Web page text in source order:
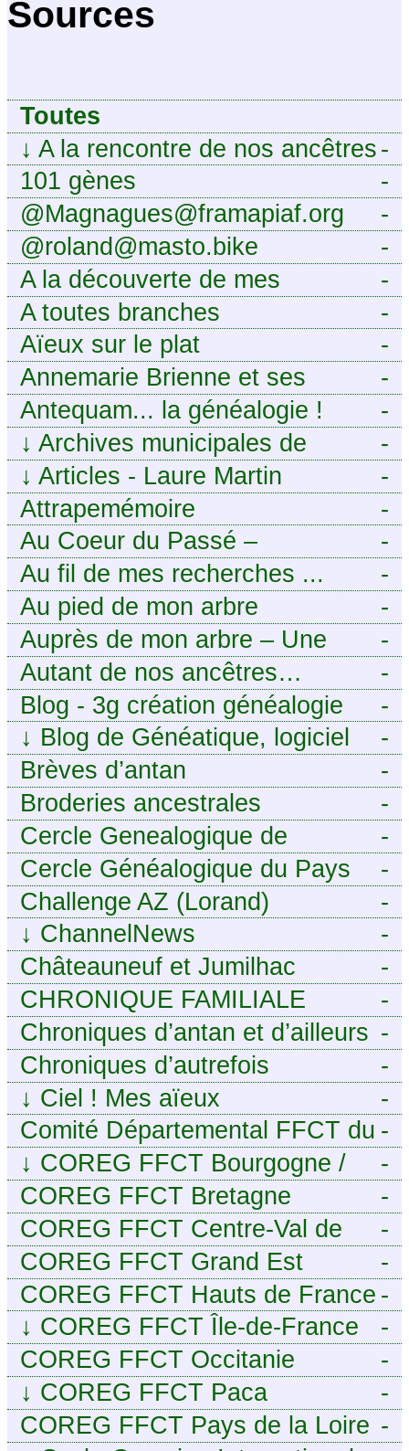
Sources
Toutes
-
↓ A la rencontre de nos ancêtres
-
101 gènes
-
@Magnagues@framapiaf.org
-
@roland@masto.bike
-
A la découverte de mes
ancêtres
-
A toutes branches
-
Aïeux sur le plat
-
Annemarie Brienne et ses
challenges de A à Z
-
Antequam... la généalogie !
-
↓ Archives municipales de
Montpellier
-
↓ Articles - Laure Martin
-
Attrapemémoire
-
Au Coeur du Passé –
Généalogie Familiale
-
Au fil de mes recherches ...
-
Au pied de mon arbre
-
Auprès de mon arbre – Une
histoire de racines
-
Autant de nos ancêtres…
-
Blog - 3g création généalogie
-
↓ Blog de Généatique, logiciel
de généalogie
-
Brèves d’antan
-
Broderies ancestrales
-
Cercle Genealogique de
l’Aveyron
-
Cercle Généalogique du Pays
de Caux - Seine-Maritime
-
Challenge AZ (Lorand)
-
↓ ChannelNews
-
Châteauneuf et Jumilhac
-
CHRONIQUE FAMILIALE
-
Chroniques d’antan et d’ailleurs
-
Chroniques d’autrefois
-
↓ Ciel ! Mes aïeux
-
Comité Départemental FFCT du
Cher
-
↓ COREG FFCT Bourgogne /
Franche-Comté
-
COREG FFCT Bretagne
-
COREG FFCT Centre-Val de
Loire
-
COREG FFCT Grand Est
-
COREG FFCT Hauts de France
-
↓ COREG FFCT Île-de-France
-
COREG FFCT Occitanie
-
↓ COREG FFCT Paca
-
COREG FFCT Pays de la Loire